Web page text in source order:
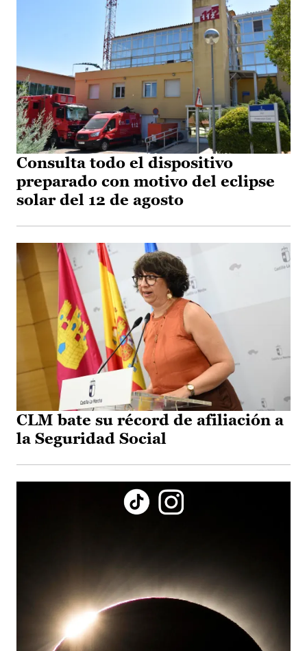
Consulta todo el dispositivo
preparado con motivo del eclipse
solar del 12 de agosto
CLM bate su récord de afiliación a
la Seguridad Social